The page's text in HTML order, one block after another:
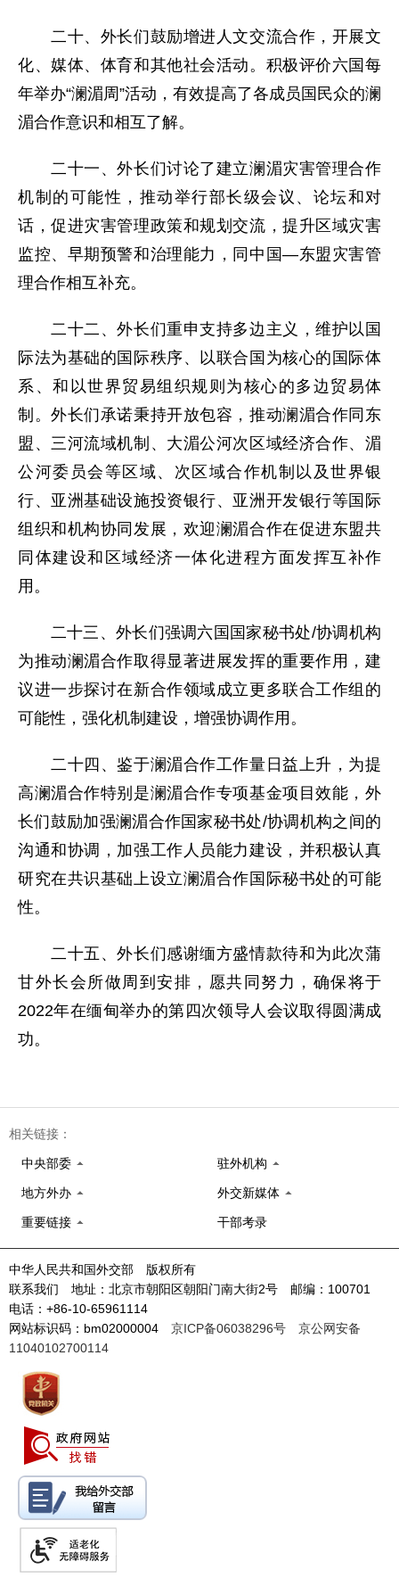
二十、外长们鼓励增进人文交流合作，开展文
化、媒体、体育和其他社会活动。积极评价六国每
年举办“澜湄周”活动，有效提高了各成员国民众的澜
湄合作意识和相互了解。
二十一、外长们讨论了建立澜湄灾害管理合作
机制的可能性，推动举行部长级会议、论坛和对
话，促进灾害管理政策和规划交流，提升区域灾害
监控、早期预警和治理能力，同中国—东盟灾害管
理合作相互补充。
二十二、外长们重申支持多边主义，维护以国
际法为基础的国际秩序、以联合国为核心的国际体
系、和以世界贸易组织规则为核心的多边贸易体
制。外长们承诺秉持开放包容，推动澜湄合作同东
盟、三河流域机制、大湄公河次区域经济合作、湄
公河委员会等区域、次区域合作机制以及世界银
行、亚洲基础设施投资银行、亚洲开发银行等国际
组织和机构协同发展，欢迎澜湄合作在促进东盟共
同体建设和区域经济一体化进程方面发挥互补作
用。
二十三、外长们强调六国国家秘书处/协调机构
为推动澜湄合作取得显著进展发挥的重要作用，建
议进一步探讨在新合作领域成立更多联合工作组的
可能性，强化机制建设，增强协调作用。
二十四、鉴于澜湄合作工作量日益上升，为提
高澜湄合作特别是澜湄合作专项基金项目效能，外
长们鼓励加强澜湄合作国家秘书处/协调机构之间的
沟通和协调，加强工作人员能力建设，并积极认真
研究在共识基础上设立澜湄合作国际秘书处的可能
性。
二十五、外长们感谢缅方盛情款待和为此次蒲
甘外长会所做周到安排，愿共同努力，确保将于
2022年在缅甸举办的第四次领导人会议取得圆满成
功。
相关链接：
中央部委 驻外机构
地方外办 外交新媒体
重要链接 干部考录
中华人民共和国外交部 版权所有
联系我们 地址：北京市朝阳区朝阳门南大街2号 邮编：100701
电话：+86-10-65961114
网站标识码：bm02000004 京ICP备06038296号
京公网安备
11040102700114